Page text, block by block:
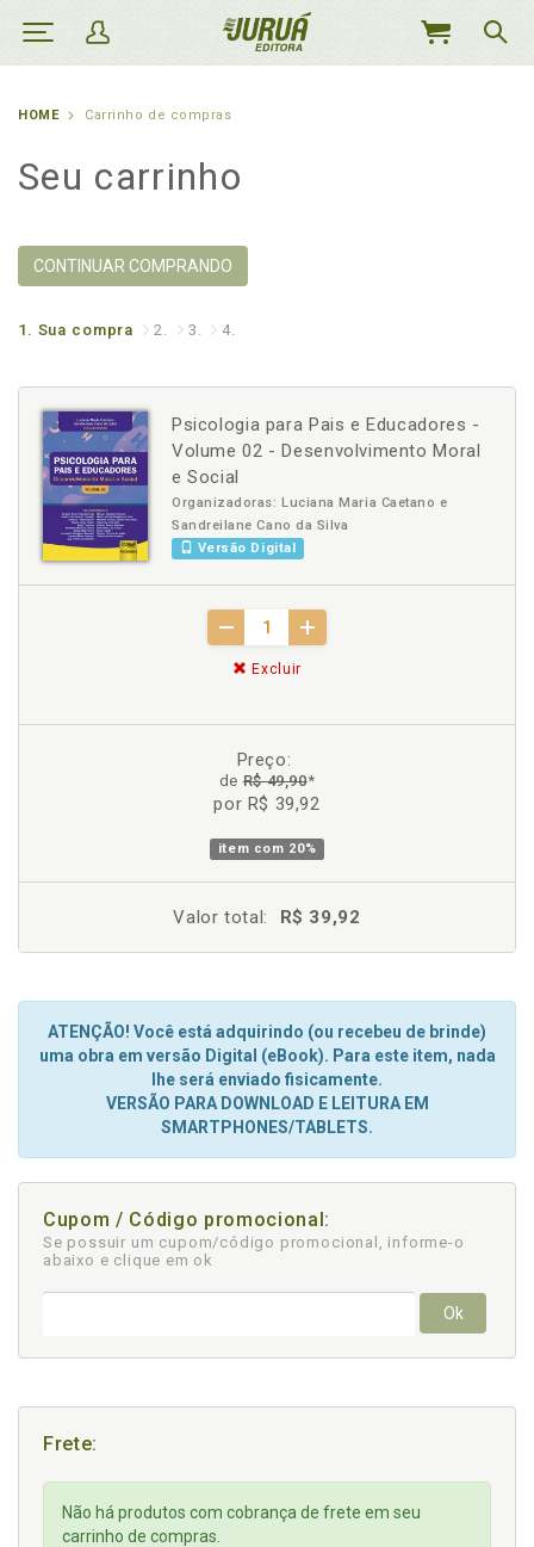
MEU
HOME Carrinho de compras
Seu carrinho
CONTINUAR COMPRANDO
1. Sua compra 2. 3. 4.
Psicologia para Pais e Educadores -
Volume 02 - Desenvolvimento Moral
e Social
Organizadoras: Luciana Maria Caetano e
Sandreilane Cano da Silva
Versão Digital
Excluir
Preço:
deR$ 49,90*
por R$ 39,92
item com 20%
Valor total: R$ 39,92
ATENÇÃO! Você está adquirindo (ou recebeu de brinde)
uma obra em versão Digital (eBook). Para este item, nada
lhe será enviado fisicamente.
VERSÃO PARA DOWNLOAD E LEITURA EM
SMARTPHONES/TABLETS.
Cupom / Código promocional:
Se possuir um cupom/código promocional, informe-o
abaixo e clique em ok
Ok
Frete:
Não há produtos com cobrança de frete em seu
carrinho de compras.